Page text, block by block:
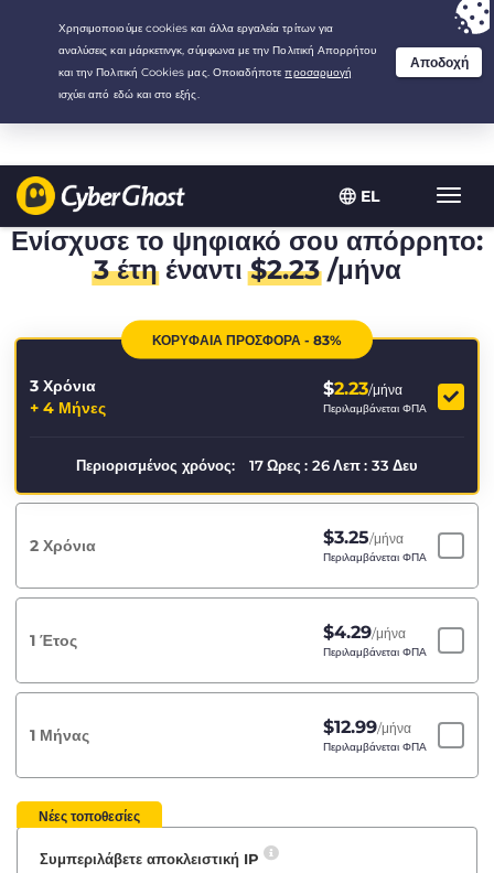
EL
Your choice:The Best Dealfor 3.3333333333333-years at $
/month
Ενίσχυσε το ψηφιακό σου απόρρητο:
3 έτηέναντι$2.23/μήνα
ΚΟΡΥΦΑΙΑ ΠΡΟΣΦΟΡΑ - 83%
3 Χρόνια
+ 4 Μήνες
$2.23/μήνα
Περιλαμβάνεται ΦΠΑ
Περιορισμένος χρόνος: 17Ωρες : 26Λεπ: 33 Δευ
2 Χρόνια $3.25/μήνα
Περιλαμβάνεται ΦΠΑ
1 Έτος $4.29/μήνα
Περιλαμβάνεται ΦΠΑ
1 Μήνας $12.99/μήνα
Περιλαμβάνεται ΦΠΑ
Νέες τοποθεσίες
Συμπεριλάβετε αποκλειστική IP